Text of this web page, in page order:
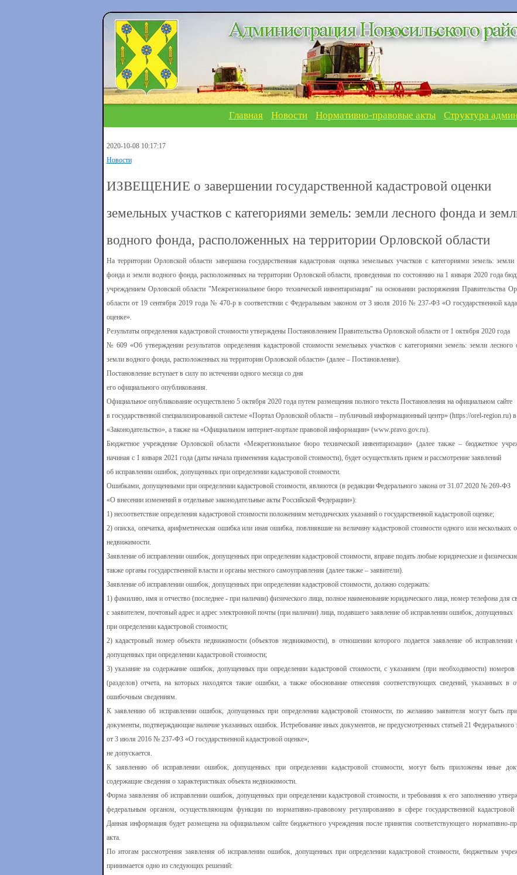
Главная Новости Нормативно-правовые акты Структура
2020-10-08 10:17:17
Новости
ИЗВЕЩЕНИЕ о завершении государственной кадастровой оценки
земельных участков с категориями земель: земли лесного фонда и
водного фонда, расположенных на территории Орловской области
На территории Орловской области завершена государственная кадастровая оценка земельных участков с категориями земель: земли
фонда и земли водного фонда, расположенных на территории Орловской области, проведенная по состоянию на 1 января 2020 года
учреждением Орловской области "Межрегиональное бюро технической инвентаризации" на основании распоряжения Правительства
области от 19 сентября 2019 года № 470-р в соответствии с Федеральным законом от 3 июля 2016 № 237-ФЗ «О государственной
оценке».
Результаты определения кадастровой стоимости утверждены Постановлением Правительства Орловской области от 1 октября 2020 года
№ 609 «Об утверждении результатов определения кадастровой стоимости земельных участков с категориями земель: земли лесного
земли водного фонда, расположенных на территории Орловской области» (далее – Постановление).
Постановление вступает в силу по истечении одного месяца со дня
его официального опубликования.
Официальное опубликование осуществлено 5 октября 2020 года путем размещения полного текста Постановления на официальном сайте
в государственной специализированной системе «Портал Орловской области – публичный информационный центр» (https://orel-region.ru) в
«Законодательcтво», а также на «Официальном интернет-портале правовой информации» (www.pravo.gov.ru).
Бюджетное учреждение Орловской области «Межрегиональное бюро технической инвентаризации» (далее также – бюджетное
начиная с 1 января 2021 года (даты начала применения кадастровой стоимости), будет осуществлять прием и рассмотрение заявлений
об исправлении ошибок, допущенных при определении кадастровой стоимости.
Ошибками, допущенными при определении кадастровой стоимости, являются (в редакции Федерального закона от 31.07.2020 № 269-ФЗ
«О внесении изменений в отдельные законодательные акты Российской Федерации»):
1) несоответствие определения кадастровой стоимости положениям методических указаний о государственной кадастровой оценке;
2) описка, опечатка, арифметическая ошибка или иная ошибка, повлиявшие на величину кадастровой стоимости одного или нескольких
недвижимости.
Заявление об исправлении ошибок, допущенных при определении кадастровой стоимости, вправе подать любые юридические и
также органы государственной власти и органы местного самоуправления (далее также – заявители).
Заявление об исправлении ошибок, допущенных при определении кадастровой стоимости, должно содержать:
1) фамилию, имя и отчество (последнее - при наличии) физического лица, полное наименование юридического лица, номер телефона для
с заявителем, почтовый адрес и адрес электронной почты (при наличии) лица, подавшего заявление об исправлении ошибок, допущенных
при определении кадастровой стоимости;
2) кадастровый номер объекта недвижимости (объектов недвижимости), в отношении которого подается заявление об исправлении
допущенных при определении кадастровой стоимости;
3) указание на содержание ошибок, допущенных при определении кадастровой стоимости, с указанием (при необходимости) номеров
(разделов) отчета, на которых находятся такие ошибки, а также обоснование отнесения соответствующих сведений, указанных в
ошибочным сведениям.
К заявлению об исправлении ошибок, допущенных при определении кадастровой стоимости, по желанию заявителя могут быть
документы, подтверждающие наличие указанных ошибок. Истребование иных документов, не предусмотренных статьей 21 Федерального
от 3 июля 2016 № 237-ФЗ «О государственной кадастровой оценке»,
не допускается.
К заявлению об исправлении ошибок, допущенных при определении кадастровой стоимости, могут быть приложены иные
содержащие сведения о характеристиках объекта недвижимости.
Форма заявления об исправлении ошибок, допущенных при определении кадастровой стоимости, и требования к его заполнению
федеральным органом, осуществляющим функции по нормативно-правовому регулированию в сфере государственной кадастровой
Данная информация будет размещена на официальном сайте бюджетного учреждения после принятия соответствующего нормативно-
акта.
По итогам рассмотрения заявления об исправлении ошибок, допущенных при определении кадастровой стоимости, бюджетным
принимается одно из следующих решений: